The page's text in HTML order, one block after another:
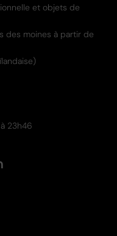
et objets de
des moines à partir de
23h46